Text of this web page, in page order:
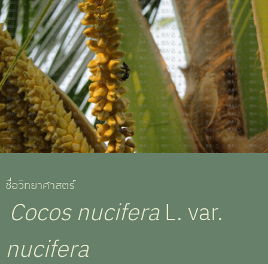
ชื่อวิทยาศาสตร์
Cocos nuciferaL. var.
nucifera